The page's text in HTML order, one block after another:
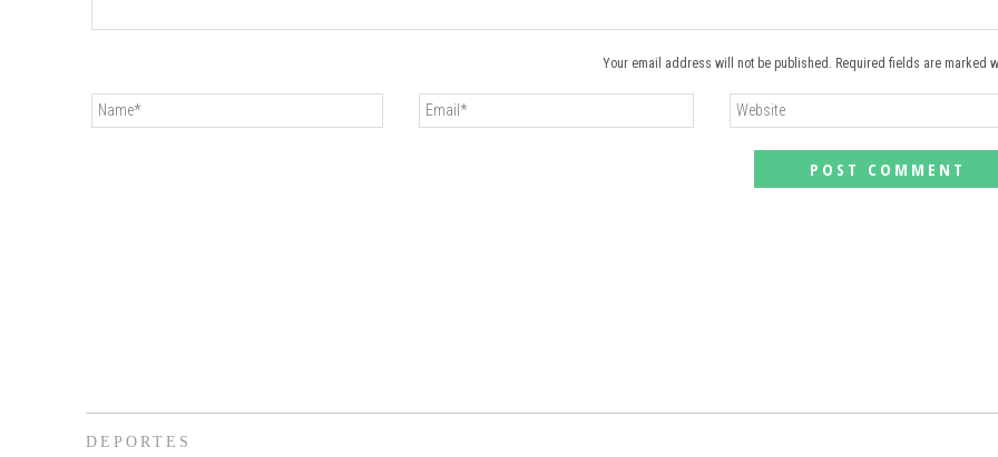
Your email address will not be published. Required fields are marked
DEPORTES